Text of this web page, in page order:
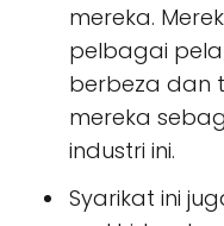
mereka.
pelbagai
berbeza dan
mereka
industri ini.
Syarikat ini